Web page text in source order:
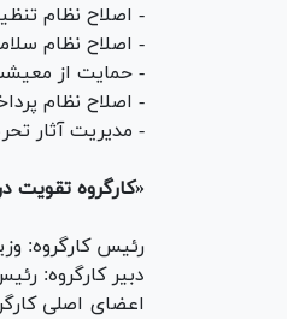
- اصلاح نظام
- اصلاح نظام
- حمایت از
- اصلاح نظام
- مدیریت آثار
«کارگروه تقویت
رئیس کارگروه:
دبیر کارگروه:
اعضای اصلی